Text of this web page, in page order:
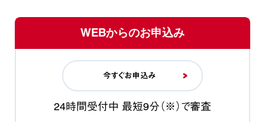
WEBからのお申込み
今すぐお申込み
24時間受付中 最短9分（※）で審査